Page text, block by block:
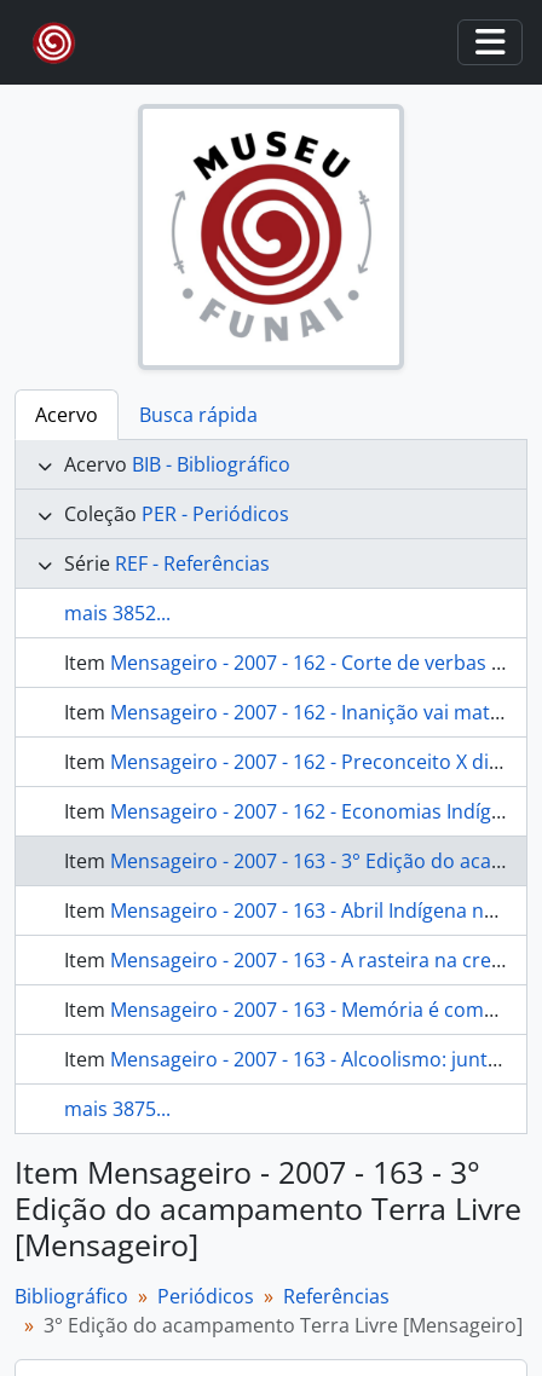
Skip to main content
Acervo
Busca rápida
Acervo BIB - Bibliográfico
Coleção PER - Periódicos
Série REF - Referências
mais 3852...
Item Mensageiro - 2007 - 162 - Corte de verbas para a Amazonia [Mensageiro]
Item Mensageiro - 2007 - 162 - Inanição vai matando indigenismo [Mensageiro]
Item Mensageiro - 2007 - 162 - Preconceito X direitos indígenas [Mensageiro]
Item Mensageiro - 2007 - 162 - Economias Indígenas: vida compartilhada [Mensageiro]
Item Mensageiro - 2007 - 163 - 3° Edição do acampamento Terra Livre [Mensageiro]
Item Mensageiro - 2007 - 163 - Abril Indígena no Brasil [Mensageiro]
Item Mensageiro - 2007 - 163 - A rasteira na credibilidade [Mensageiro]
Item Mensageiro - 2007 - 163 - Memória é compromisso, nós lembramos [Mensageiro]
Item Mensageiro - 2007 - 163 - Alcoolismo: juntos venceremos essa batalha [Mensageiro]
mais 3875...
Item Mensageiro - 2007 - 163 - 3°
Edição do acampamento Terra Livre
[Mensageiro]
Bibliográfico Periódicos
Referências
3° Edição do acampamento Terra Livre [Mensageiro]